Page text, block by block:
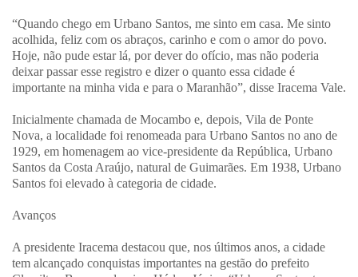
“Quando chego em Urbano Santos, me sinto em casa. Me sinto
acolhida, feliz com os abraços, carinho e com o amor do povo.
Hoje, não pude estar lá, por dever do ofício, mas não poderia
deixar passar esse registro e dizer o quanto essa cidade é
importante na minha vida e para o Maranhão”, disse Iracema Vale.
Inicialmente chamada de Mocambo e, depois, Vila de Ponte
Nova, a localidade foi renomeada para Urbano Santos no ano de
1929, em homenagem ao vice-presidente da República, Urbano
Santos da Costa Araújo, natural de Guimarães. Em 1938, Urbano
Santos foi elevado à categoria de cidade.
Avanços
A presidente Iracema destacou que, nos últimos anos, a cidade
tem alcançado conquistas importantes na gestão do prefeito